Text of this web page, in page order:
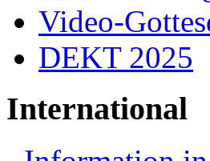
Video-
DEKT 2025
International